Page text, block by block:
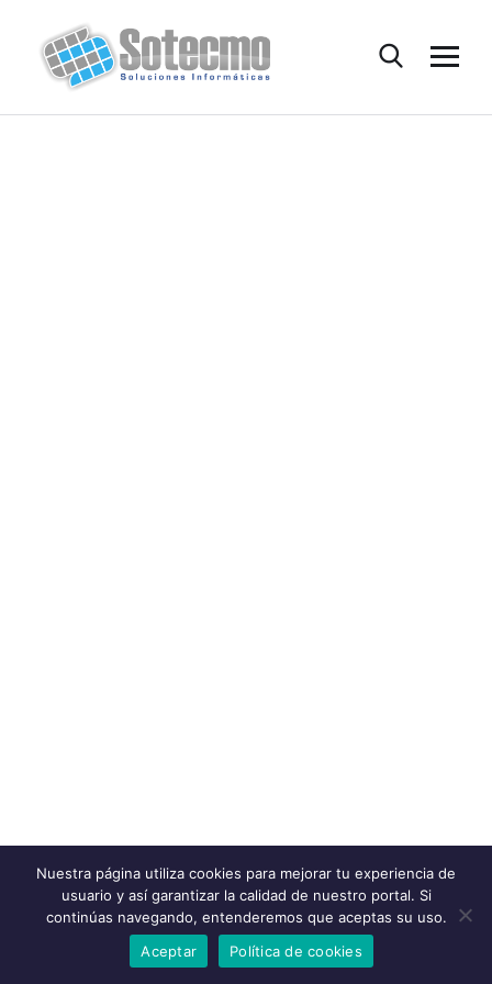
Nuestra página utiliza cookies para mejorar tu experiencia de
usuario y así garantizar la calidad de nuestro portal. Si
continúas navegando, entenderemos que aceptas su uso.
Aceptar
Política de cookies